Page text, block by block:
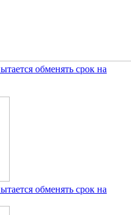
обменять срок на
обменять срок на